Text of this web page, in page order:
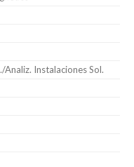
Instalaciones Sol.